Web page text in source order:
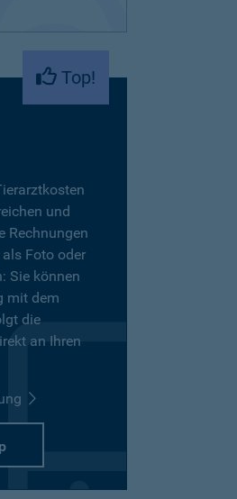
Top!
und
Rechnungen
Foto oder
Sie können
mit dem
die
an Ihren